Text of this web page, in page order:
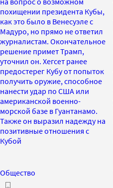
похищении президента Кубы,
как это было в Венесуэле с
Мадуро, но прямо не ответил
журналистам. Окончательное
решение примет Трамп,
уточнил он. Хегсет ранее
предостерег Кубу от попыток
получить оружие, способное
нанести удар по США или
американской военно-
морской базе в Гуантанамо.
Также он выразил надежду на
позитивные отношения с
Кубой
Общество